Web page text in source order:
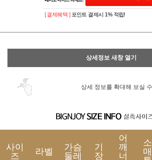
[ 결제혜택 ] 포인트 결제시 1% 적립!
상세정보 새창 열기
상세 정보를 확대해 보실
사이
즈
라벨
가슴
둘레
기
장
어
깨
너
소
매